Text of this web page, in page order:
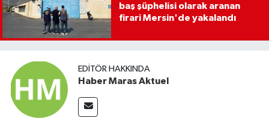
baş şüphelisi olarak aranan
firari Mersin'de yakalandı
EDITÖR HAKKINDA
Haber Maras Aktuel